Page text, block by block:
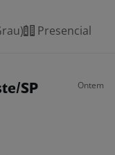
Presencial
SP Ontem